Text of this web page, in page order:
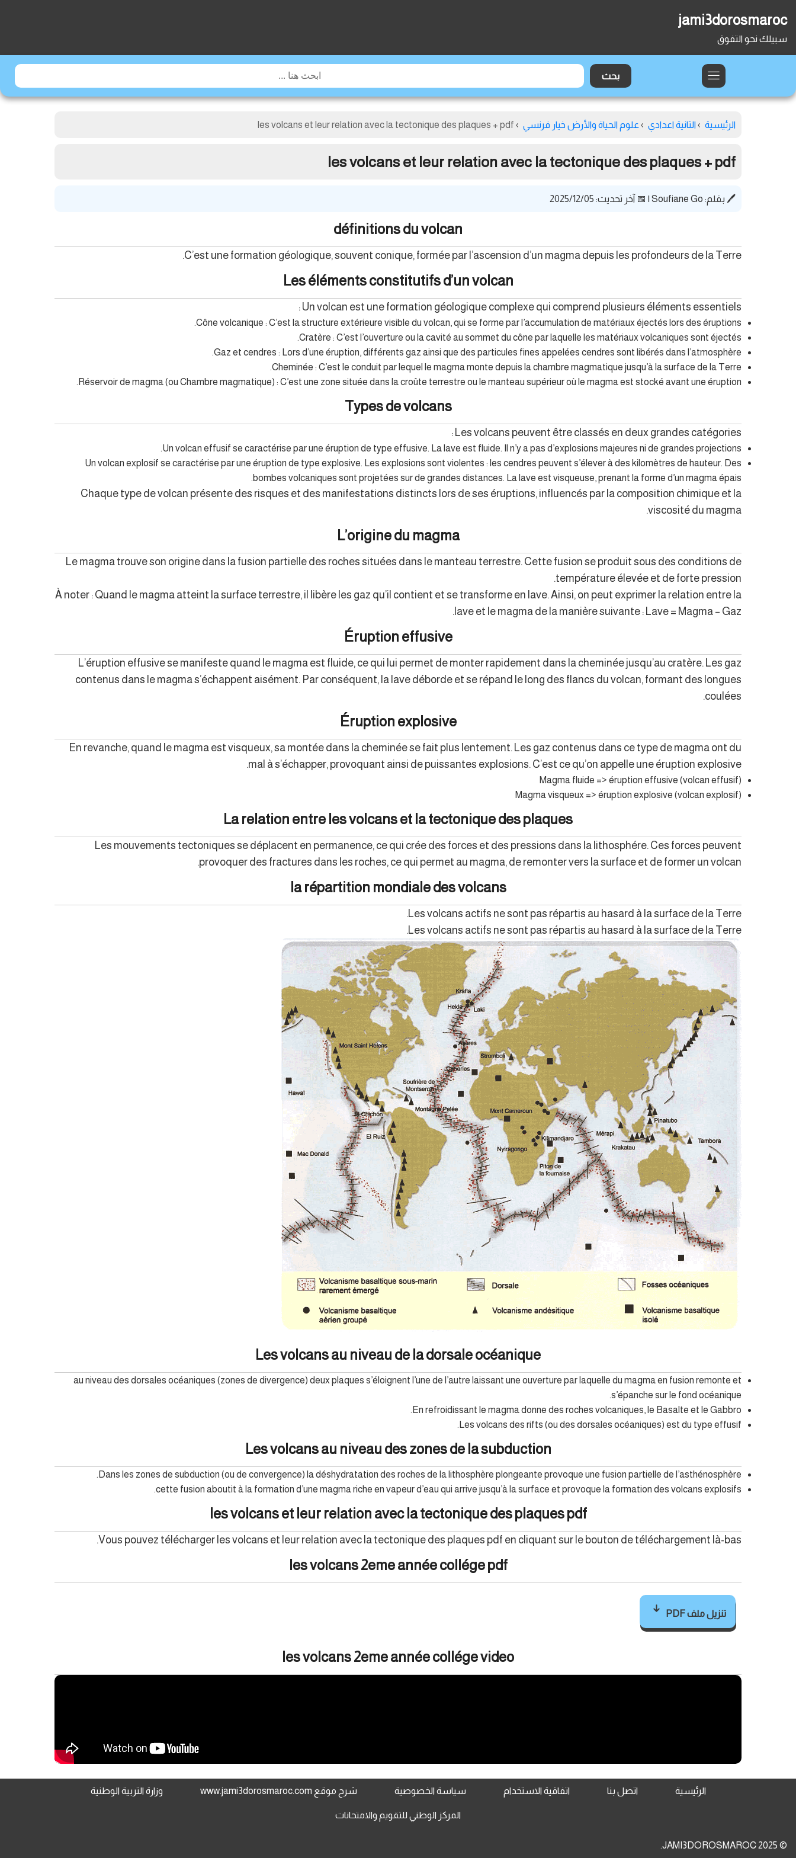
jami3dorosmaroc
سبيلك نحو التفوق
الرئيسية › الثانية اعدادي › علوم الحياة والأرض خيار فرنسي ›
les volcans et leur relation avec la tectonique des plaques + pdf
les volcans et leur relation avec la tectonique des plaques + pdf
🖊️ بقلم: Soufiane Go
| 📅 آخر تحديث: 2025/12/05
définitions du volcan
C’est une formation géologique, souvent conique, formée par l’ascension d’un magma depuis les profondeurs de la Terre.
Les éléments constitutifs d’un volcan
Un volcan est une formation géologique complexe qui comprend plusieurs éléments essentiels :
Cône volcanique : C’est la structure extérieure visible du volcan, qui se forme par l’accumulation de matériaux éjectés lors des éruptions.
Cratère : C’est l’ouverture ou la cavité au sommet du cône par laquelle les matériaux volcaniques sont éjectés.
Gaz et cendres : Lors d’une éruption, différents gaz ainsi que des particules fines appelées cendres sont libérés dans l’atmosphère.
Cheminée : C’est le conduit par lequel le magma monte depuis la chambre magmatique jusqu’à la surface de la Terre.
Réservoir de magma (ou Chambre magmatique) : C’est une zone située dans la croûte terrestre ou le manteau supérieur où le magma est stocké avant une éruption.
Types de volcans
Les volcans peuvent être classés en deux grandes catégories :
Un volcan effusif se caractérise par une éruption de type effusive. La lave est fluide. Il n’y a pas d’explosions majeures ni de grandes projections.
Un volcan explosif se caractérise par une éruption de type explosive. Les explosions sont violentes : les cendres peuvent s’élever à des kilomètres de hauteur. Des
bombes volcaniques sont projetées sur de grandes distances. La lave est visqueuse, prenant la forme d’un magma épais.
Chaque type de volcan présente des risques et des manifestations distincts lors de ses éruptions, influencés par la composition chimique et la
viscosité du magma.
L’origine du magma
Le magma trouve son origine dans la fusion partielle des roches situées dans le manteau terrestre. Cette fusion se produit sous des conditions de
température élevée et de forte pression.
À noter : Quand le magma atteint la surface terrestre, il libère les gaz qu’il contient et se transforme en lave. Ainsi, on peut exprimer la relation entre la
lave et le magma de la manière suivante : Lave = Magma – Gaz.
Éruption effusive
L’éruption effusive se manifeste quand le magma est fluide, ce qui lui permet de monter rapidement dans la cheminée jusqu’au cratère. Les gaz
contenus dans le magma s’échappent aisément. Par conséquent, la lave déborde et se répand le long des flancs du volcan, formant des longues
coulées.
Éruption explosive
En revanche, quand le magma est visqueux, sa montée dans la cheminée se fait plus lentement. Les gaz contenus dans ce type de magma ont du
mal à s’échapper, provoquant ainsi de puissantes explosions. C’est ce qu’on appelle une éruption explosive.
Magma fluide => éruption effusive (volcan effusif)
Magma visqueux => éruption explosive (volcan explosif)
La relation entre les volcans et la tectonique des plaques
Les mouvements tectoniques se déplacent en permanence, ce qui crée des forces et des pressions dans la lithosphére. Ces forces peuvent
provoquer des fractures dans les roches, ce qui permet au magma, de remonter vers la surface et de former un volcan.
la répartition mondiale des volcans
Les volcans actifs ne sont pas répartis au hasard à la surface de la Terre.
Les volcans actifs ne sont pas répartis au hasard à la surface de la Terre.
Les volcans au niveau de la dorsale océanique
au niveau des dorsales océaniques (zones de divergence) deux plaques s’éloignent l’une de l’autre laissant une ouverture par laquelle du magma en fusion remonte et
s’épanche sur le fond océanique.
En refroidissant le magma donne des roches volcaniques, le Basalte et le Gabbro.
Les volcans des rifts (ou des dorsales océaniques) est du type effusif.
Les volcans au niveau des zones de la subduction
Dans les zones de subduction (ou de convergence) la déshydratation des roches de la lithosphère plongeante provoque une fusion partielle de l’asthénosphère.
cette fusion aboutit à la formation d’une magma riche en vapeur d’eau qui arrive jusqu’à la surface et provoque la formation des volcans explosifs.
les volcans et leur relation avec la tectonique des plaques pdf
Vous pouvez télécharger les volcans et leur relation avec la tectonique des plaques pdf en cliquant sur le bouton de téléchargement là-bas.
les volcans 2eme année collége pdf
تنزيل ملف PDF
les volcans 2eme année collége video
الرئيسية اتصل بنا اتفاقية الاستخدام سياسة الخصوصية شرح موقع www.jami3dorosmaroc.com وزارة التربية الوطنية
المركز الوطني للتقويم والامتحانات
© 2025 JAMI3DOROSMAROC.